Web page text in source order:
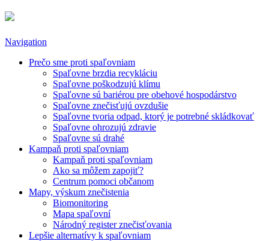
Navigation
Prečo sme proti spaľovniam
Spaľovne brzdia recykláciu
Spaľovne poškodzujú klímu
Spaľovne sú bariérou pre obehové hospodárstvo
Spaľovne znečisťujú ovzdušie
Spaľovne tvoria odpad, ktorý je potrebné skládkovať
Spaľovne ohrozujú zdravie
Spaľovne sú drahé
Kampaň proti spaľovniam
Kampaň proti spaľovniam
Ako sa môžem zapojiť?
Centrum pomoci občanom
Mapy, výskum znečistenia
Biomonitoring
Mapa spaľovní
Národný register znečisťovania
Lepšie alternatívy k spaľovniam